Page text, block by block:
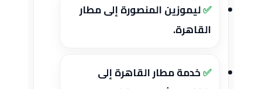
ليموزين المنصورة إلى مطار
القاهرة.
خدمة مطار القاهرة إلى